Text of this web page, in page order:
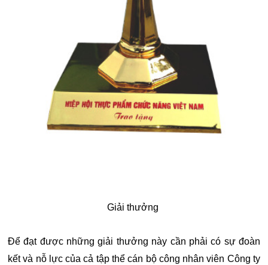
Giải thưởng
Để đạt được những giải thưởng này cần phải có sự đoàn
kết và nỗ lực của cả tập thể cán bộ công nhân viên Công ty